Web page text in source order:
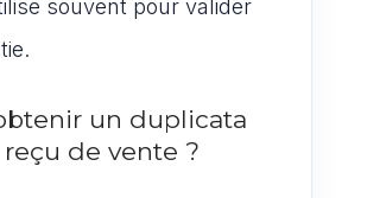
souvent pour valider
un duplicata
de vente ?